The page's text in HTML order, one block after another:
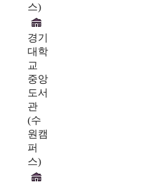
스)
경기
대학
교
중앙
도서
관
(수
원캠
퍼
스)